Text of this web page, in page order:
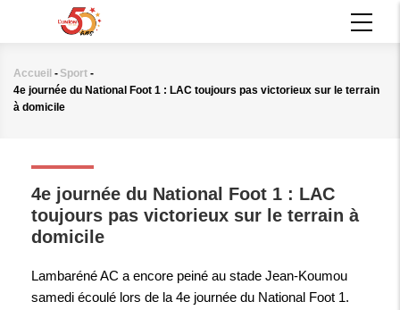
principal
Fil
d'Ariane
Accueil - Sport -
4e journée du National Foot 1 : LAC toujours pas victorieux sur le terrain
à domicile
4e journée du National Foot 1 : LAC
toujours pas victorieux sur le terrain à
domicile
Lambaréné AC a encore peiné au stade Jean-Koumou
samedi écoulé lors de la 4e journée du National Foot 1.